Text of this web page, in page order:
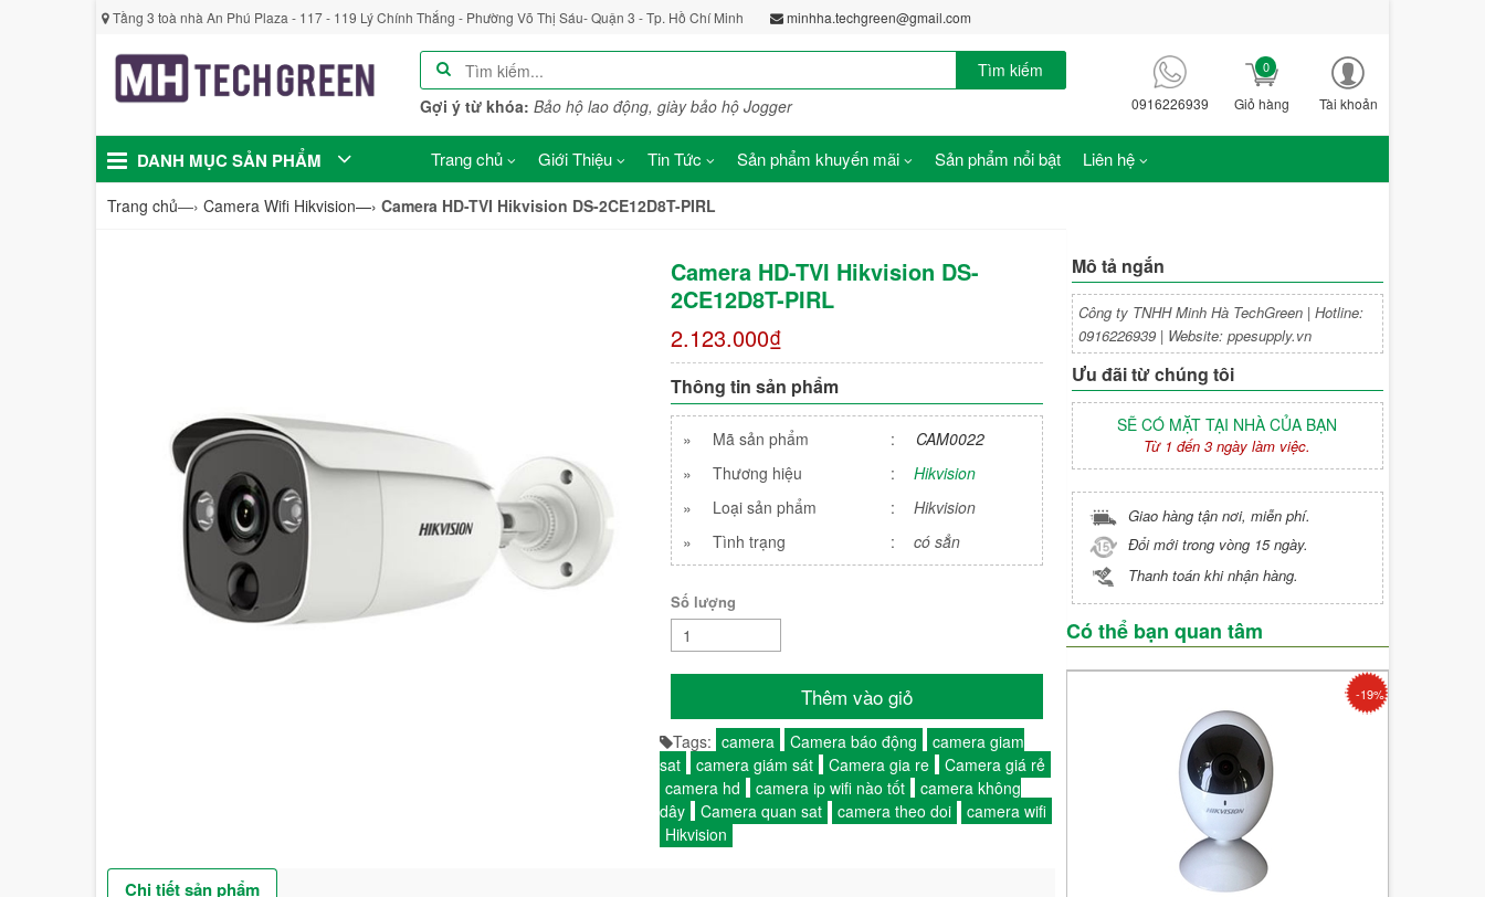
Tầng 3 toà nhà An Phú Plaza - 117 - 119 Lý Chính Thắng - Phường Võ Thị Sáu- Quận 3 - Tp. Hồ Chí Minh
Tìm kiếm
Gợi ý từ khóa: Bảo hộ lao động, giày bảo hộ Jogger 0916226939 Giỏ hàng
0
Tài khoản
DANH MỤC SẢN PHẨM Trang chủ Sản phẩm khuyến mãi Sản phẩm nổi bật
Trang chủ Camera Wifi Hikvision Camera HD-TVI Hikvision DS-2CE12D8T-PIRL
Camera HD-TVI Hikvision DS-
2CE12D8T-PIRL
2.123.000₫
Thông tin sản phẩm
Mã sản phẩm
Loại sản phẩm
có sẳn
Số lượng
Thêm vào giỏ
camera Camera báo động
camera giam
sat
camera giám sát Camera gia re
Camera giá rẻ
camera hd
camera ip wifi nào tốt
camera không
dây
Camera quan sat camera theo doi
camera wifi
Hikvision
Chi tiết sản phẩm
Mô tả ngắn
Công ty TNHH Minh Hà TechGreen | Hotline:
0916226939 | Website: ppesupply.vn
Ưu đãi từ chúng tôi
SẼ CÓ MẶT TẠI NHÀ CỦA BẠN
Từ 1 đến 3 ngày làm việc.
Giao hàng tận nơi, miễn phí.
Đổi mới trong vòng 15 ngày.
Có thể bạn quan tâm
-19%